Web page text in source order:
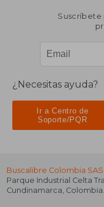
Suscríbete
¿Necesitas ayuda?
Ir a Centro de
Soporte/PQR
Buscalibre Colombia SAS
Parque Industrial Celta
Cundinamarca, Colombia